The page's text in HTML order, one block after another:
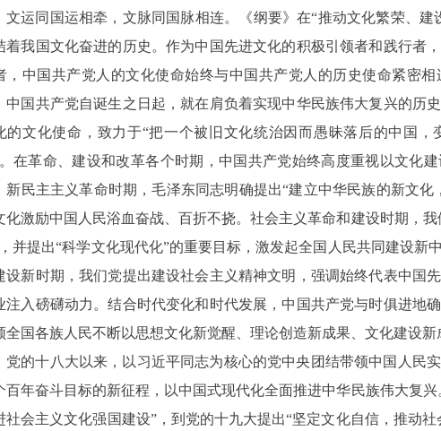
文运同国运相牵，文脉同国脉相连。《纲要》在“推动文化繁荣、建
着我国文化奋进的历史。作为中国先进文化的积极引领者和践行者
，中国共产党人的文化使命始终与中国共产党人的历史使命紧密
中国共产党自诞生之日起，就在肩负着实现中华民族伟大复兴的历
的文化使命，致力于“把一个被旧文化统治因而愚昧落后的中国
在革命、建设和改革各个时期，中国共产党始终高度重视以文化
新民主主义革命时期，毛泽东同志明确提出“建立中华民族的新文
化激励中国人民浴血奋战、百折不挠。社会主义革命和建设时期，
并提出“科学文化现代化”的重要目标，激发起全国人民共同建设新
设新时期，我们党提出建设社会主义精神文明，强调始终代表中国
注入磅礴动力。结合时代变化和时代发展，中国共产党与时俱进地
全国各族人民不断以思想文化新觉醒、理论创造新成果、文化建设新
党的十八大以来，以习近平同志为核心的党中央团结带领中国人民
百年奋斗目标的新征程，以中国式现代化全面推进中华民族伟大复
社会主义文化强国建设”，到党的十九大提出“坚定文化自信，推动